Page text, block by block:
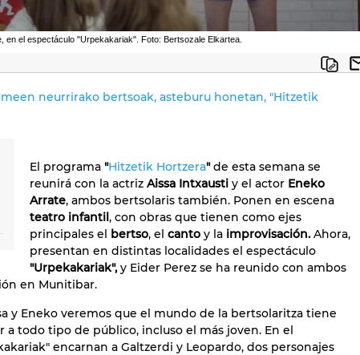
en el espectáculo "Urpekakariak". Foto: Bertsozale Elkartea.
neurrirako bertsoak, asteburu honetan, "Hitzetik
El programa "Hitzetik Hortzera"de esta semana se
reunirá con la actriz Aissa Intxausti y el actor Eneko
Arrate, ambos bertsolaris también. Ponen en escena
teatro infantil, con obras que tienen como ejes
principales el bertso, el canto y la improvisación. Ahora,
presentan en distintas localidades el espectáculo
"Urpekakariak", y Eider Perez se ha reunido con ambos
en Munitibar.
y Eneko veremos que el mundo de la bertsolaritza tiene
a todo tipo de público, incluso el más joven. En el
encarnan a Galtzerdi y Leopardo, dos personajes